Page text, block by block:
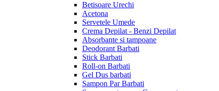
Betisoare Urechi
Acetona
Servetele Umede
Crema Depilat - Benzi Depilat
Absorbante si tampoane
Deodorant Barbati
Stick Barbati
Roll-on Barbati
Gel Dus barbati
Sampon Par Barbati